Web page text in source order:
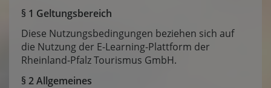
§ 1 Geltungsbereich
Diese Nutzungsbedingungen beziehen sich auf
die Nutzung der E-Learning-Plattform der
Rheinland-Pfalz Tourismus GmbH.
§ 2 Allgemeines